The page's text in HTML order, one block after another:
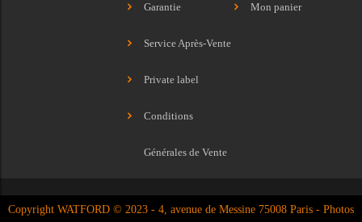
Garantie
Service Après-Vente
Private label
Conditions
Générales de Vente
Mon panier
Copyright WATFORD © 2023 - 4, avenue de Messine 75008 Paris - Photos